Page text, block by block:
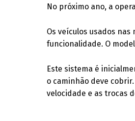
No próximo ano, a
Os veículos usados nas
funcionalidade. O
Este sistema é
o caminhão deve
velocidade e as trocas